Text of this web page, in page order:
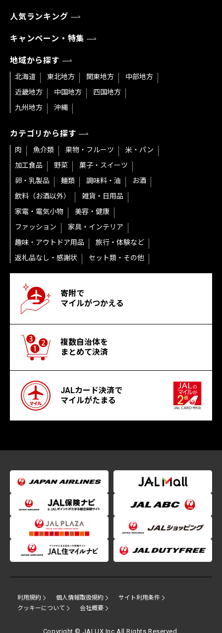
人気ランキング
キャンペーン・特集
地域から探す
北海道 東北地方 関東地方
中部地方
近畿地方
中国地方
四国地方
九州地方
沖縄
カテゴリから探す
肉 魚介類 果物・フルーツ
米・パン
加工食品
野菜
菓子・スイーツ
卵・乳製品
麺類 調味料・油
お酒
飲料（お酒以外）
雑貨・日用品
家電・電気小物
美容・健康
ファッション
家具・インテリア
趣味・アウトドア用品
旅行・体験など
返礼品なし・感謝状
セット類・その他
寄附で
マイルがつかえる
複数自治体を
まとめて決済
JALカード決済で
マイルがたまる
利用規約 個人情報取扱規約
サイト利用条件
クッキーについて
会社概要
Copyright © JALUX Inc.All Rights Reserved.